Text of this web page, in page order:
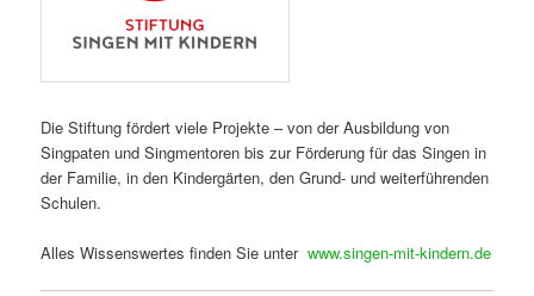
Die Stiftung fördert viele Projekte – von der Ausbildung von
Singpaten und Singmentoren bis zur Förderung für das Singen in
der Familie, in den Kindergärten, den Grund- und weiterführenden
Schulen.
Alles Wissenswertes finden Sie unterwww.singen-mit-kindern.de